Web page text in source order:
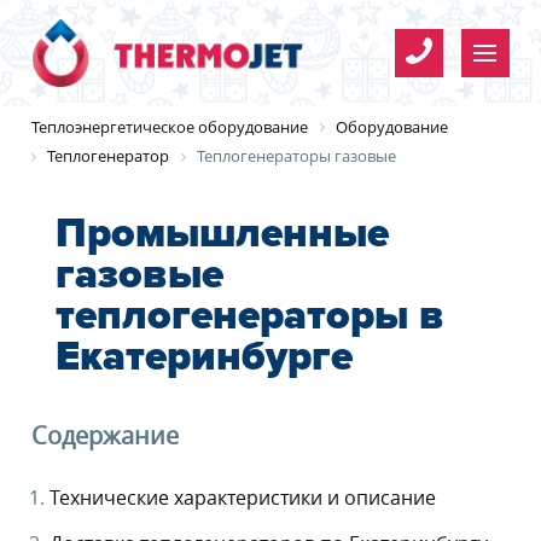
Теплоэнергетическое оборудование
Оборудование
Теплогенератор
Теплогенераторы газовые
Промышленные
газовые
теплогенераторы в
Екатеринбурге
Содержание
Технические характеристики и описание
Имя*
Телефон
E-mail
персональных данных
Y
Организация
Имя*
E-mail
Организация
Имя*
Телефон*
E-mail